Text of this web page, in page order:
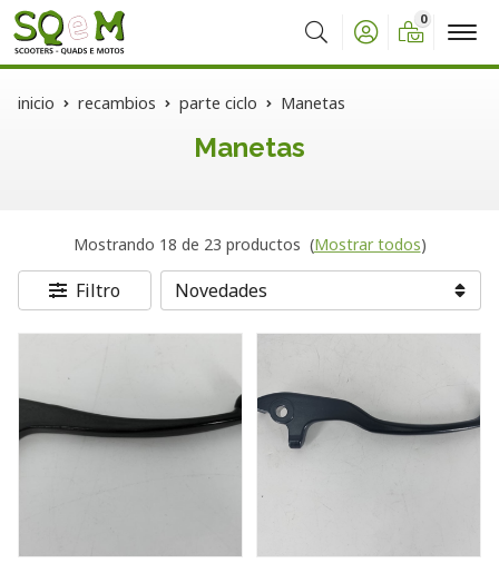
Buscar
0
inicio recambios parte ciclo Manetas
Manetas
Mostrando 18 de 23 productos (Mostrar todos)
Filtro